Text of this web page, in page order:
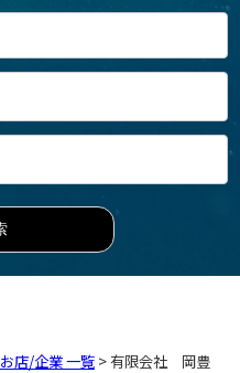
お店/企業 一覧 > 有限会社 岡豊